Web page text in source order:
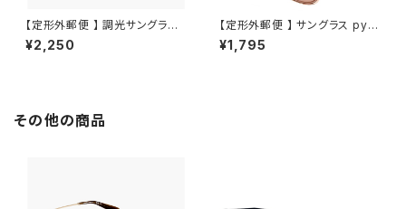
【定形外郵便 】 調光サングラス j
j4140 メンズ レディース ユニセ
ックス モデル オシャレ かわいい
¥2,250
【定形外郵便 】 サングラス py2
835 uvカット ウェリントン 型 フ
ラット ビッグ レンズ メンズ レデ
¥1,795
その他の商品